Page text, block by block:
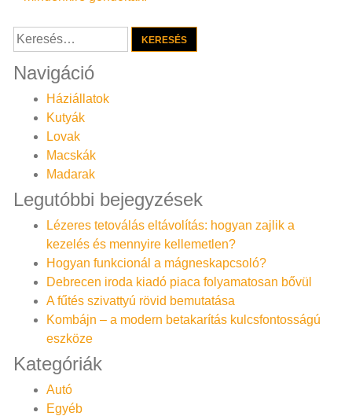
navigáció
Keresés:
Navigáció
Háziállatok
Kutyák
Lovak
Macskák
Madarak
Legutóbbi bejegyzések
Lézeres tetoválás eltávolítás: hogyan zajlik a
kezelés és mennyire kellemetlen?
Hogyan funkcionál a mágneskapcsoló?
Debrecen iroda kiadó piaca folyamatosan bővül
A fűtés szivattyú rövid bemutatása
Kombájn – a modern betakarítás kulcsfontosságú
eszköze
Kategóriák
Autó
Egyéb